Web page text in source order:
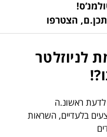
הצטרפו
לניוזלטר
לדעת ראשונ.ה
בלעדיים, השראות